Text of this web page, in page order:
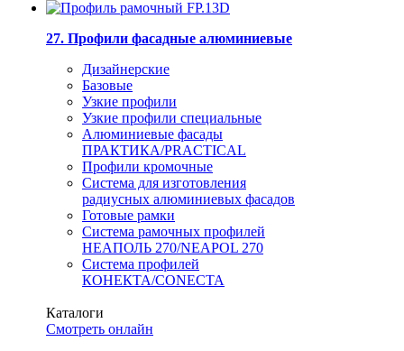
27. Профили фасадные алюминиевые
Дизайнерские
Базовые
Узкие профили
Узкие профили специальные
Алюминиевые фасады
ПРАКТИКА/PRACTICAL
Профили кромочные
Система для изготовления
радиусных алюминиевых фасадов
Готовые рамки
Система рамочных профилей
НЕАПОЛЬ 270/NEAPOL 270
Система профилей
КОНЕКТА/CONECTA
Каталоги
Смотреть онлайн